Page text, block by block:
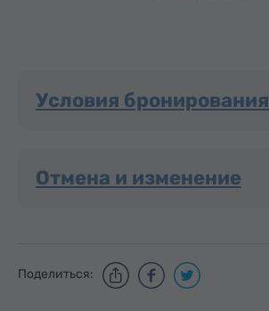
Условия бронирования
Отмена и изменение
Поделиться: